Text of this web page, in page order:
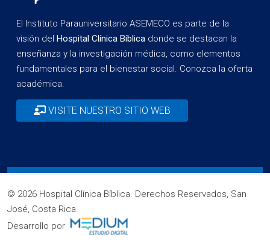
El Instituto Parauniversitario ASEMECO es parte de la
visión del Hospital Clínica Bíblica donde se destacan la
enseñanza y la investigación médica, como elementos
fundamentales para el bienestar social. Conozca la oferta
académica.
VISITE NUESTRO SITIO WEB
© 2026 Hospital Clínica Bíblica. Derechos Reservados, San
José, Costa Rica.
Desarrollo por